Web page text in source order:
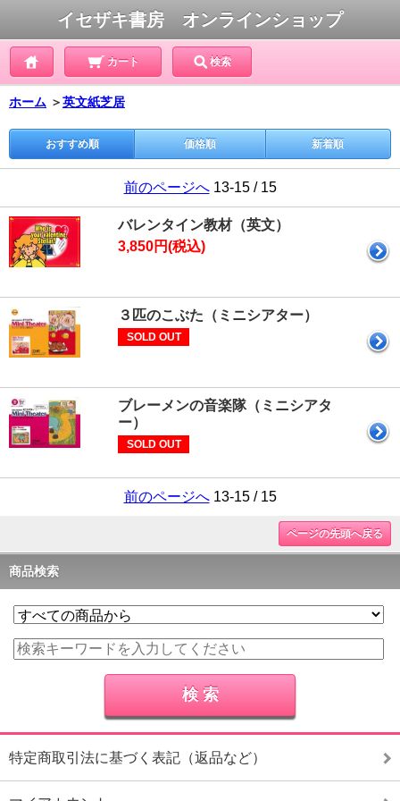
イセザキ書房 オンラインショップ
カート 検索
ホーム ＞英文紙芝居
おすすめ順 価格順 新着順
前のページへ13-15 / 15
バレンタイン教材（英文）
3,850円(税込)
３匹のこぶた（ミニシアター）
SOLD OUT
ブレーメンの音楽隊（ミニシアタ
ー）
SOLD OUT
前のページへ13-15 / 15
ページの先頭へ戻る
商品検索
特定商取引法に基づく表記（返品など）